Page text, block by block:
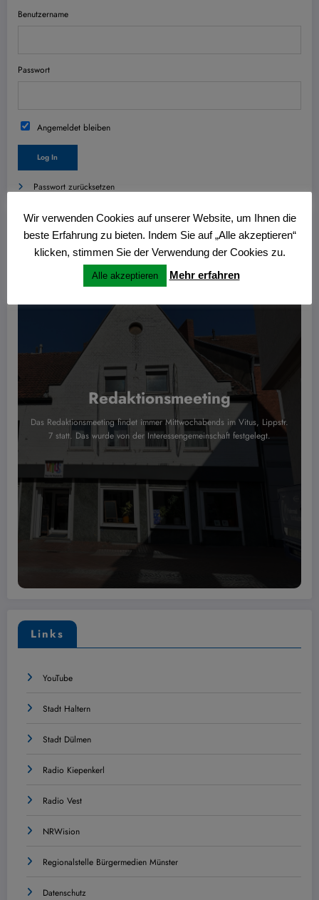
Benutzername
Passwort
Angemeldet bleiben
Passwort zurücksetzen
Wichtig
Redaktionsmeeting
Das Redaktionsmeeting findet immer Mittwochabends im Vitus, Lippstr.
7 statt. Das wurde von der Interessengemeinschaft festgelegt.
Links
YouTube
Stadt Haltern
Stadt Dülmen
Radio Kiepenkerl
Radio Vest
NRWision
Regionalstelle Bürgermedien Münster
Datenschutz
Wir verwenden Cookies auf unserer Website, um Ihnen die
beste Erfahrung zu bieten. Indem Sie auf „Alle akzeptieren“
klicken, stimmen Sie der Verwendung der Cookies zu.
Alle akzeptieren Mehr erfahren